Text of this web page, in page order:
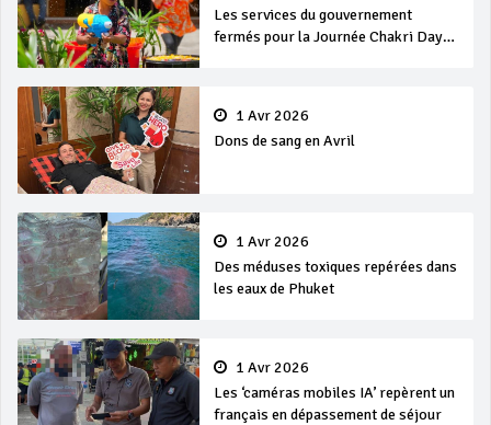
Les services du gouvernement
fermés pour la Journée Chakri Day
1 Avr 2026
Dons de sang en Avril
1 Avr 2026
Des méduses toxiques repérées dans
les eaux de Phuket
1 Avr 2026
Les ‘caméras mobiles IA’ repèrent un
français en dépassement de séjour